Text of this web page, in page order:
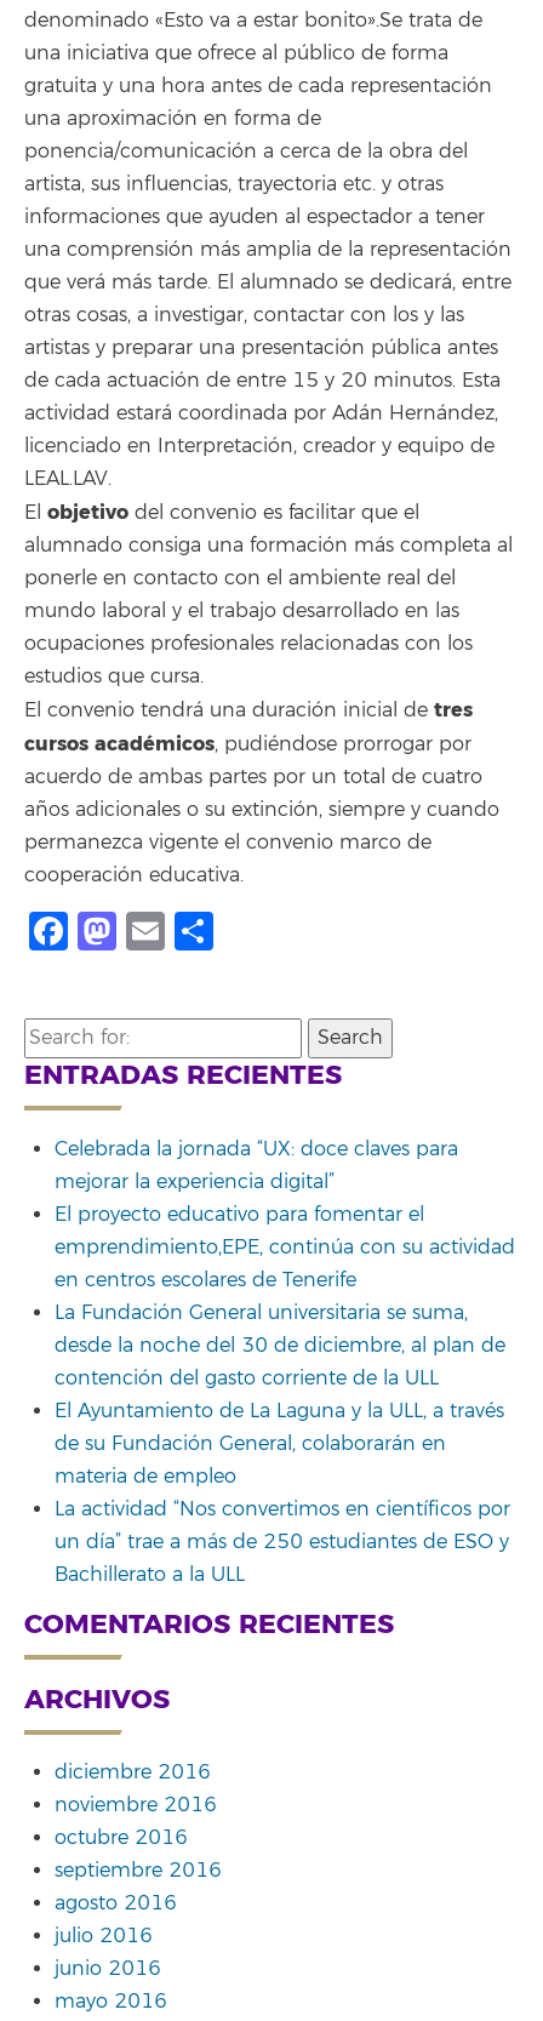
denominado «Esto va a estar bonito».Se trata de
una iniciativa que ofrece al público de forma
gratuita y una hora antes de cada representación
una aproximación en forma de
ponencia/comunicación a cerca de la obra del
artista, sus influencias, trayectoria etc. y otras
informaciones que ayuden al espectador a tener
una comprensión más amplia de la representación
que verá más tarde. El alumnado se dedicará, entre
otras cosas, a investigar, contactar con los y las
artistas y preparar una presentación pública antes
de cada actuación de entre 15 y 20 minutos. Esta
actividad estará coordinada por Adán Hernández,
licenciado en Interpretación, creador y equipo de
LEAL.LAV.
El objetivo del convenio es facilitar que el
alumnado consiga una formación más completa al
ponerle en contacto con el ambiente real del
mundo laboral y el trabajo desarrollado en las
ocupaciones profesionales relacionadas con los
estudios que cursa.
El convenio tendrá una duración inicial de tres
cursos académicos, pudiéndose prorrogar por
acuerdo de ambas partes por un total de cuatro
años adicionales o su extinción, siempre y cuando
permanezca vigente el convenio marco de
cooperación educativa.
Facebook
Mastodon
Email
Search
for:
ENTRADAS RECIENTES
Celebrada la jornada “UX: doce claves para
mejorar la experiencia digital”
El proyecto educativo para fomentar el
emprendimiento,EPE, continúa con su actividad
en centros escolares de Tenerife
La Fundación General universitaria se suma,
desde la noche del 30 de diciembre, al plan de
contención del gasto corriente de la ULL
El Ayuntamiento de La Laguna y la ULL, a través
de su Fundación General, colaborarán en
materia de empleo
La actividad “Nos convertimos en científicos por
un día” trae a más de 250 estudiantes de ESO y
Bachillerato a la ULL
COMENTARIOS RECIENTES
ARCHIVOS
diciembre 2016
noviembre 2016
octubre 2016
septiembre 2016
agosto 2016
julio 2016
junio 2016
mayo 2016